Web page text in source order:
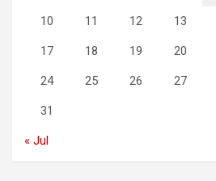
10 11 12 13
17 18 19 20
24 25 26 27
31
« Jul